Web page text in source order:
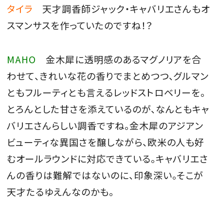
タイラ 天才調香師ジャック・キャバリエさんもオ
スマンサスを作っていたのですね！？
MAHO 金木犀に透明感のあるマグノリアを合
わせて、きれいな花の香りでまとめつつ、グルマン
ともフルーティとも言えるレッドストロベリーを。
とろんとした甘さを添えているのが、なんともキャ
バリエさんらしい調香ですね。金木犀のアジアン
ビューティな異国さを醸しながら、欧米の人も好
むオールラウンドに対応できている。キャバリエさ
んの香りは難解ではないのに、印象深い。そこが
天才たるゆえんなのかも。